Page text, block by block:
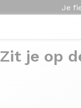
Je
Zit je op